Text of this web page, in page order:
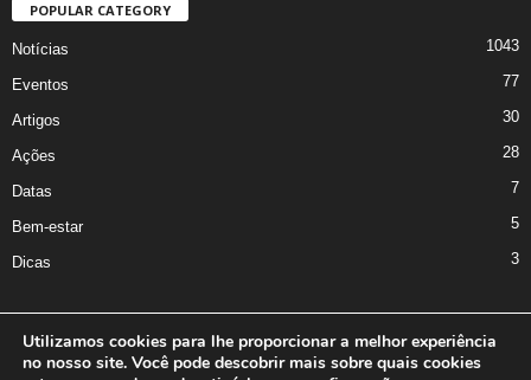
POPULAR CATEGORY
Notícias 1043
Eventos 77
Artigos 30
Ações 28
Datas 7
Bem-estar 5
Dicas 3
Utilizamos cookies para lhe proporcionar a melhor experiência
no nosso site. Você pode descobrir mais sobre quais cookies